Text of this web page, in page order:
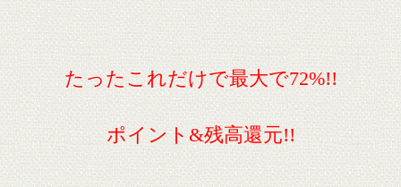
たったこれだけで最大で72%!!
ポイント&残高還元!!